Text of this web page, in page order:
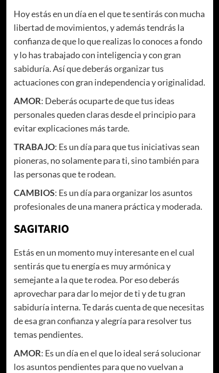
Hoy estás en un día en el que te sentirás con mucha
libertad de movimientos, y además tendrás la
confianza de que lo que realizas lo conoces a fondo
y lo has trabajado con inteligencia y con gran
sabiduría. Así que deberás organizar tus
actuaciones con gran independencia y originalidad.
AMOR: Deberás ocuparte de que tus ideas
personales queden claras desde el principio para
evitar explicaciones más tarde.
TRABAJO: Es un día para que tus iniciativas sean
pioneras, no solamente para ti, sino también para
las personas que te rodean.
CAMBIOS: Es un día para organizar los asuntos
profesionales de una manera práctica y moderada.
SAGITARIO
Estás en un momento muy interesante en el cual
sentirás que tu energía es muy armónica y
semejante a la que te rodea. Por eso deberás
aprovechar para dar lo mejor de ti y de tu gran
sabiduría interna. Te darás cuenta de que necesitas
de esa gran confianza y alegría para resolver tus
temas pendientes.
AMOR: Es un día en el que lo ideal será solucionar
los asuntos pendientes para que no vuelvan a